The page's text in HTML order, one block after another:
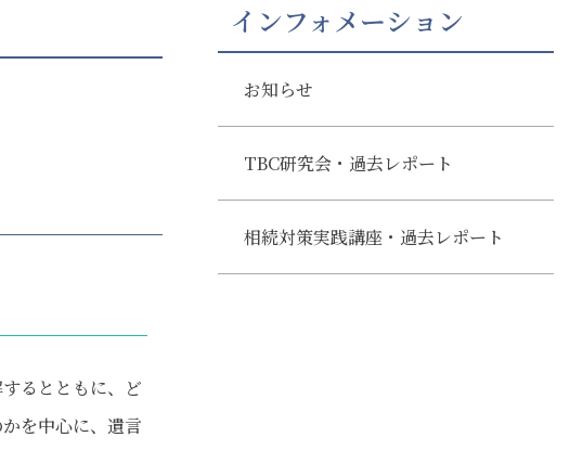
るとともに、ど
を中心に、遺言
インフォメーション
お知らせ
TBC研究会・過去レポート
相続対策実践講座・過去レポート